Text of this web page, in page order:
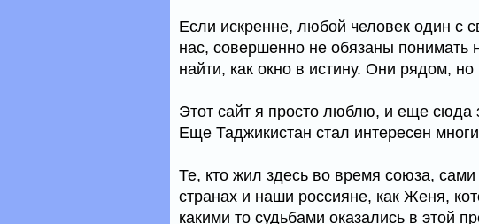
Если искренне, любой человек один с
нас, совершенно не обязаны понимать
найти, как окно в истину. Они рядом,
Этот сайт я просто люблю, и еще сюда
Еще Таджикистан стал интересен
Те, кто жил здесь во время союза,
странах и наши россияне, как Женя,
какими то судьбами оказались в этой